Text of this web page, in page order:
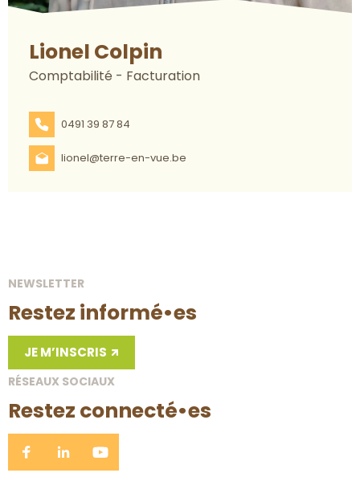
Lionel Colpin
Comptabilité - Facturation
0491 39 87 84
lionel@terre-en-vue.be
NEWSLETTER
Restez informé•es
JE M’INSCRIS
RÉSEAUX SOCIAUX
Restez connecté•es